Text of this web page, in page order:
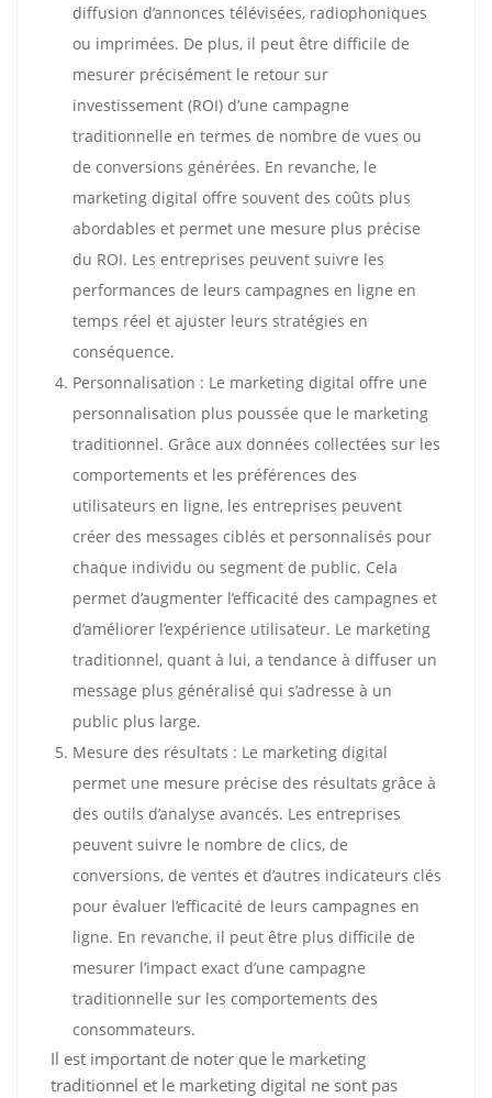
diffusion d’annonces télévisées, radiophoniques
ou imprimées. De plus, il peut être difficile de
mesurer précisément le retour sur
investissement (ROI) d’une campagne
traditionnelle en termes de nombre de vues ou
de conversions générées. En revanche, le
marketing digital offre souvent des coûts plus
abordables et permet une mesure plus précise
du ROI. Les entreprises peuvent suivre les
performances de leurs campagnes en ligne en
temps réel et ajuster leurs stratégies en
conséquence.
Personnalisation : Le marketing digital offre une
personnalisation plus poussée que le marketing
traditionnel. Grâce aux données collectées sur les
comportements et les préférences des
utilisateurs en ligne, les entreprises peuvent
créer des messages ciblés et personnalisés pour
chaque individu ou segment de public. Cela
permet d’augmenter l’efficacité des campagnes et
d’améliorer l’expérience utilisateur. Le marketing
traditionnel, quant à lui, a tendance à diffuser un
message plus généralisé qui s’adresse à un
public plus large.
Mesure des résultats : Le marketing digital
permet une mesure précise des résultats grâce à
des outils d’analyse avancés. Les entreprises
peuvent suivre le nombre de clics, de
conversions, de ventes et d’autres indicateurs clés
pour évaluer l’efficacité de leurs campagnes en
ligne. En revanche, il peut être plus difficile de
mesurer l’impact exact d’une campagne
traditionnelle sur les comportements des
consommateurs.
Il est important de noter que le marketing
traditionnel et le marketing digital ne sont pas